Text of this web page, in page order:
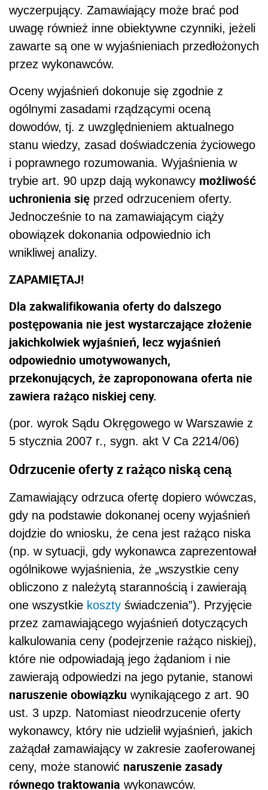
wyczerpujący. Zamawiający może brać pod
uwagę również inne obiektywne czynniki, jeżeli
zawarte są one w wyjaśnieniach przedłożonych
przez wykonawców.
Oceny wyjaśnień dokonuje się zgodnie z
ogólnymi zasadami rządzącymi oceną
dowodów, tj. z uwzględnieniem aktualnego
stanu wiedzy, zasad doświadczenia życiowego
i poprawnego rozumowania. Wyjaśnienia w
trybie art. 90 upzp dają wykonawcy możliwość
uchronienia się przed odrzuceniem oferty.
Jednocześnie to na zamawiającym ciąży
obowiązek dokonania odpowiednio ich
wnikliwej analizy.
ZAPAMIĘTAJ!
Dla zakwalifikowania oferty do dalszego
postępowania nie jest wystarczające złożenie
jakichkolwiek wyjaśnień, lecz wyjaśnień
odpowiednio umotywowanych,
przekonujących, że zaproponowana oferta nie
zawiera rażąco niskiej ceny.
(por. wyrok Sądu Okręgowego w Warszawie z
5 stycznia 2007 r., sygn. akt V Ca 2214/06)
Odrzucenie oferty z rażąco niską ceną
Zamawiający odrzuca ofertę dopiero wówczas,
gdy na podstawie dokonanej oceny wyjaśnień
dojdzie do wniosku, że cena jest rażąco niska
(np. w sytuacji, gdy wykonawca zaprezentował
ogólnikowe wyjaśnienia, że „wszystkie ceny
obliczono z należytą starannością i zawierają
one wszystkie koszty świadczenia”). Przyjęcie
przez zamawiającego wyjaśnień dotyczących
kalkulowania ceny (podejrzenie rażąco niskiej),
które nie odpowiadają jego żądaniom i nie
zawierają odpowiedzi na jego pytanie, stanowi
naruszenie obowiązku wynikającego z art. 90
ust. 3 upzp. Natomiast nieodrzucenie oferty
wykonawcy, który nie udzielił wyjaśnień, jakich
zażądał zamawiający w zakresie zaoferowanej
ceny, może stanowić naruszenie zasady
równego traktowania wykonawców.